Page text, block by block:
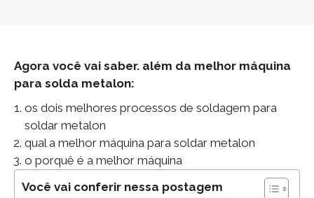
Agora você vai saber. além da melhor máquina
para solda metalon:
os dois melhores processos de soldagem para
soldar metalon
qual a melhor máquina para soldar metalon
o porquê é a melhor máquina
Você vai conferir nessa postagem